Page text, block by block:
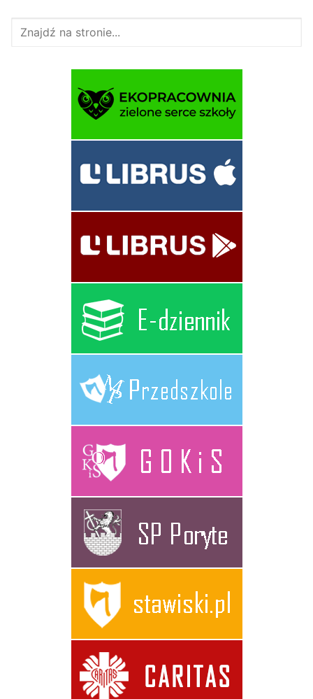
Szukaj